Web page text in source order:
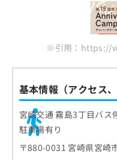
※引用：https://
基本情報（アクセス
宮崎交通 霧島3丁目バス
駐車場有り
〒880-0031 宮崎県宮崎